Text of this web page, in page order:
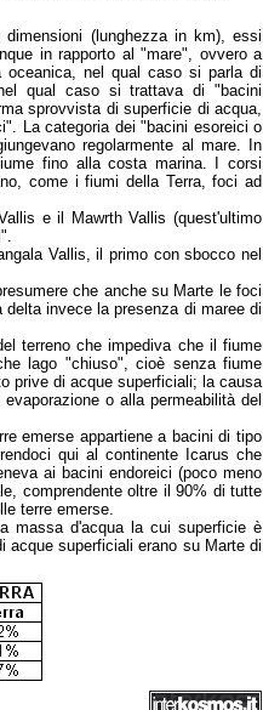
(lunghezza in km), essi
in rapporto al "mare", ovvero a
nel qual caso si parla di
qual caso si trattava di "bacini
sprovvista di superficie di acqua,
La categoria dei "bacini esoreici o
regolarmente al mare. In
fino alla costa marina. I corsi
come i fiumi della Terra, foci ad
e il Mawrth Vallis (quest'ultimo
Vallis, il primo con sbocco nel
che anche su Marte le foci
invece la presenza di maree di
terreno che impediva che il fiume
lago "chiuso", cioè senza fiume
prive di acque superficiali; la causa
o alla permeabilità del
emerse appartiene a bacini di tipo
qui al continente Icarus che
ai bacini endoreici (poco meno
comprendente oltre il 90% di tutte
terre emerse.
massa d'acqua la cui superficie è
acque superficiali erano su Marte di